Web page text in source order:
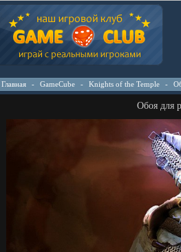
Главная - GameCube - Knights of the Temple -
Обоя для